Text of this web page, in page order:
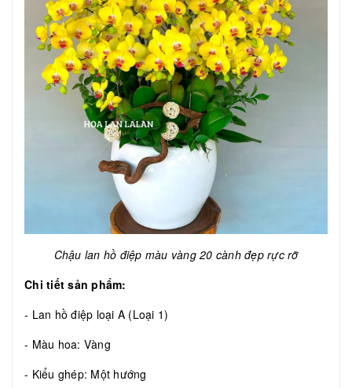
Chậu lan hồ điệp màu vàng 20 cành đẹp rực rỡ
Chi tiết sản phẩm:
- Lan hồ điệp loại A (Loại 1)
- Màu hoa: Vàng
- Kiểu ghép: Một hướng